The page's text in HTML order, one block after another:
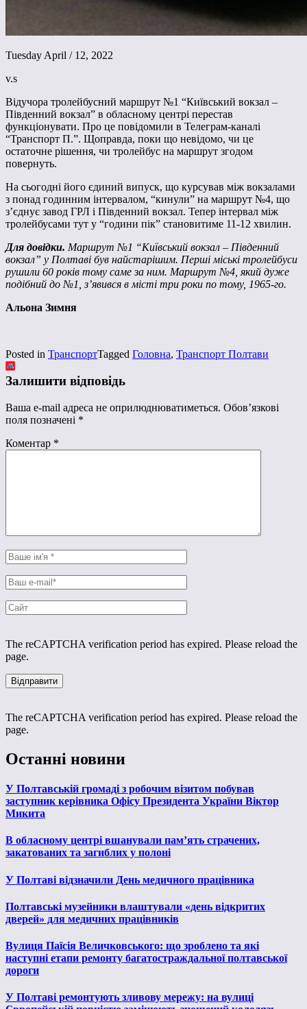
Tuesday April / 12, 2022
v.s
Відучора тролейбусний маршрут №1 “Київський вокзал –
Південний вокзал” в обласному центрі перестав
функціонувати. Про це повідомили в Телеграм-каналі
“Транспорт П.”. Щоправда, поки що невідомо, чи це
остаточне рішення, чи тролейбус на маршрут згодом
повернуть.
На сьогодні його єдиний випуск, що курсував між вокзалами
з понад годинним інтервалом, “кинули” на маршрут №4, що
з’єднує завод ГРЛ і Південний вокзал. Тепер інтервал між
тролейбусами тут у “години пік” становитиме 11-12 хвилин.
Для довідки. Маршрут №1 “Київський вокзал – Південний
вокзал” у Полтаві був найстарішим. Перші міські тролейбуси
рушили 60 років тому саме за ним. Маршрут №4, який дуже
подібний до №1, з’явився в місті три роки по тому, 1965-го.
Альона Зимня
Posted in ТранспортTagged Головна, Транспорт Полтави
Залишити відповідь
Ваша e-mail адреса не оприлюднюватиметься. Обов’язкові
поля позначені *
Коментар *
The reCAPTCHA verification period has expired. Please reload the
page.
The reCAPTCHA verification period has expired. Please reload the
page.
Останні новини
У Полтавській громаді з робочим візитом побував
заступник керівника Офісу Президента України Віктор
Микита
В обласному центрі вшанували пам’ять страчених,
закатованих та загиблих у полоні
У Полтаві відзначили День медичного працівника
Полтавські музейники влаштували «день відкритих
дверей» для медичних працівників
Вулиця Паїсія Величковського: що зроблено та які
наступні етапи ремонту багатостраждальної полтавської
дороги
У Полтаві ремонтують зливову мережу: на вулиці